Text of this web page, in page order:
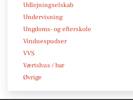
Udlejningselskab
Undervisning
Ungdoms- og efterskole
Vinduespudser
VVS
Værtshus / bar
Øvrige